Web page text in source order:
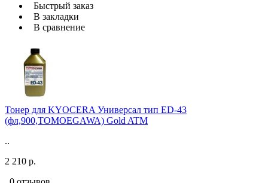
Быстрый заказ
В закладки
В сравнение
Тонер для KYOCERA Универсал тип ED-43
(фл,900,TOMOEGAWA) Gold ATM
..
2 210 р.